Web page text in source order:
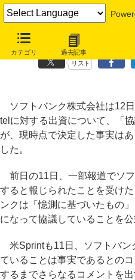
カテゴリ 過去記事
ソフトバンク、米Sprint Nextelへ
リスト
ソフトバンク株式会社は12
telに対する出資について、「
が、現時点で決定した事実は
した。
前日の11日、一部報道でソ
すると報じられたことを受け
ンクは「憶測に基づいたもの
になって協議していることを公
米Sprintも11日、ソフトバン
ていることは事実であるとの
するまでさらなるコメントを